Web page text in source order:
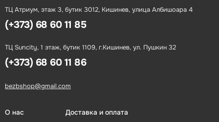
ТЦ Атриум, этаж 3, бутик 3012, Кишинев, улица Албишоара 4
(+373) 68 60 11 85
ТЦ Suncity, 1 этаж, бутик 1109, г.Кишинев, ул. Пушкин 32
(+373) 68 60 11 86
bezbshop@gmail.com
О нас Доставка и оплата